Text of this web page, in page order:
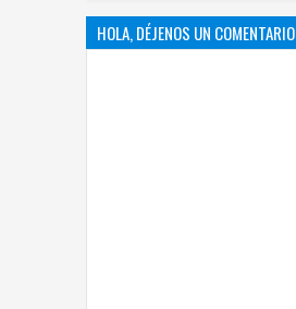
HOLA, DÉJENOS UN COMENTARIO